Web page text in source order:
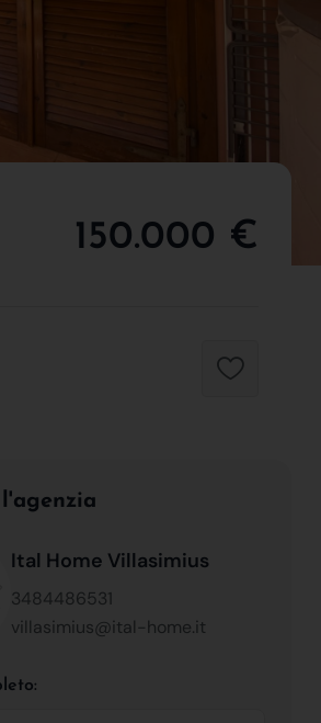
150.000 €
Ital Home Villasimius
3484486531
villasimius@ital-home.it